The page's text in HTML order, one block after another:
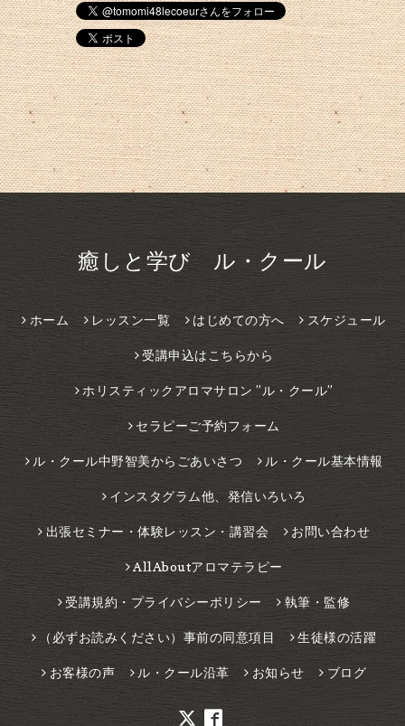
癒しと学び ル・クール
ホーム レッスン一覧 はじめての方へ スケジュール
受講申込はこちらから
ホリスティックアロマサロン ”ル・クール”
セラピーご予約フォーム
ル・クール中野智美からごあいさつ ル・クール基本情報
インスタグラム他、発信いろいろ
出張セミナー・体験レッスン・講習会 お問い合わせ
AllAboutアロマテラピー
受講規約・プライバシーポリシー 執筆・監修
（必ずお読みください）事前の同意項目 生徒様の活躍
お客様の声 ル・クール沿革 お知らせ ブログ